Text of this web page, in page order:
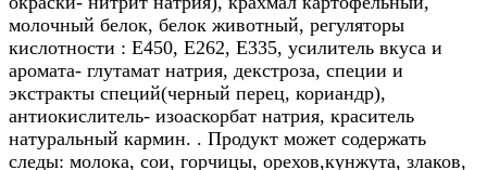
молочный белок, белок животный, регуляторы
кислотности : Е450, Е262, Е335, усилитель вкуса и
аромата- глутамат натрия, декстроза, специи и
экстракты специй(черный перец, кориандр),
антиокислитель- изоаскорбат натрия, краситель
натуральный кармин. . Продукт может содержать
следы: молока, сои, горчицы, орехов,кунжута, злаков,